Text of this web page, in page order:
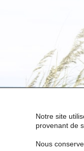
Notre site
provenant de
Nous